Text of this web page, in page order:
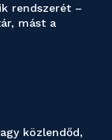
rendszerét –
mást a
közlendőd,